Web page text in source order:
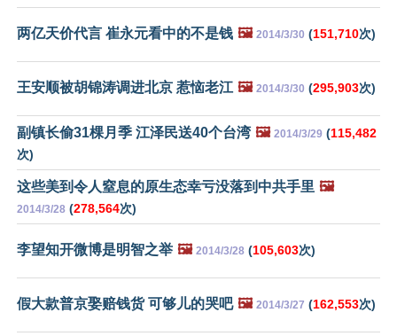
两亿天价代言 崔永元看中的不是钱 🖼️ 2014/3/30 (151,710次)
王安顺被胡锦涛调进北京 惹恼老江 🖼️ 2014/3/30 (295,903次)
副镇长偷31棵月季 江泽民送40个台湾 🖼️ 2014/3/29 (115,482
次)
这些美到令人窒息的原生态幸亏没落到中共手里 🖼️
2014/3/28 (278,564次)
李望知开微博是明智之举 🖼️ 2014/3/28 (105,603次)
假大款普京娶赔钱货 可够儿的哭吧 🖼️ 2014/3/27 (162,553次)